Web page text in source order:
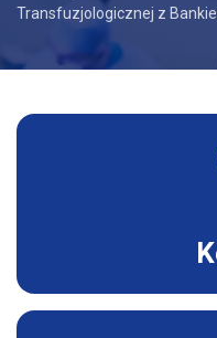
Transfuzjologicznej z